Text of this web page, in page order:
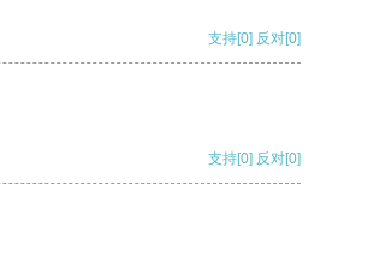
支持[0] 反对[0]
支持[0] 反对[0]